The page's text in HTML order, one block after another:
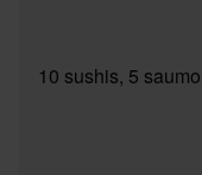
10 sushis, 5